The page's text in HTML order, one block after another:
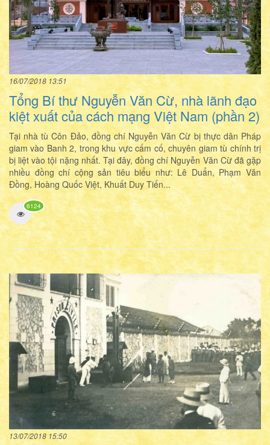
16/07/2018 13:51
Tổng Bí thư Nguyễn Văn Cừ, nhà lãnh đạo
kiệt xuất của cách mạng Việt Nam (phần 2)
Tại nhà tù Côn Đảo, đồng chí Nguyễn Văn Cừ bị thực dân Pháp
giam vào Banh 2, trong khu vực cấm cố, chuyên giam tù chính trị
bị liệt vào tội nặng nhất. Tại đây, đồng chí Nguyễn Văn Cừ đã gặp
nhiều đồng chí cộng sản tiêu biểu như: Lê Duẩn, Phạm Văn
Đồng, Hoàng Quốc Việt, Khuất Duy Tiến...
6124
13/07/2018 15:50